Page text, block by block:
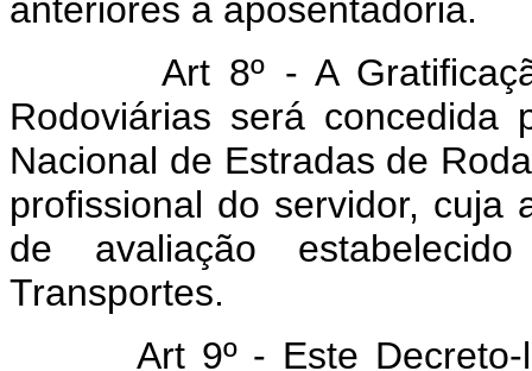
anteriores à aposentadoria.
Art 8º - A Gratificação
Rodoviárias será concedida
Nacional de Estradas de
profissional do servidor, cuja
de avaliação
Transportes.
Art 9º - Este Decreto-lei